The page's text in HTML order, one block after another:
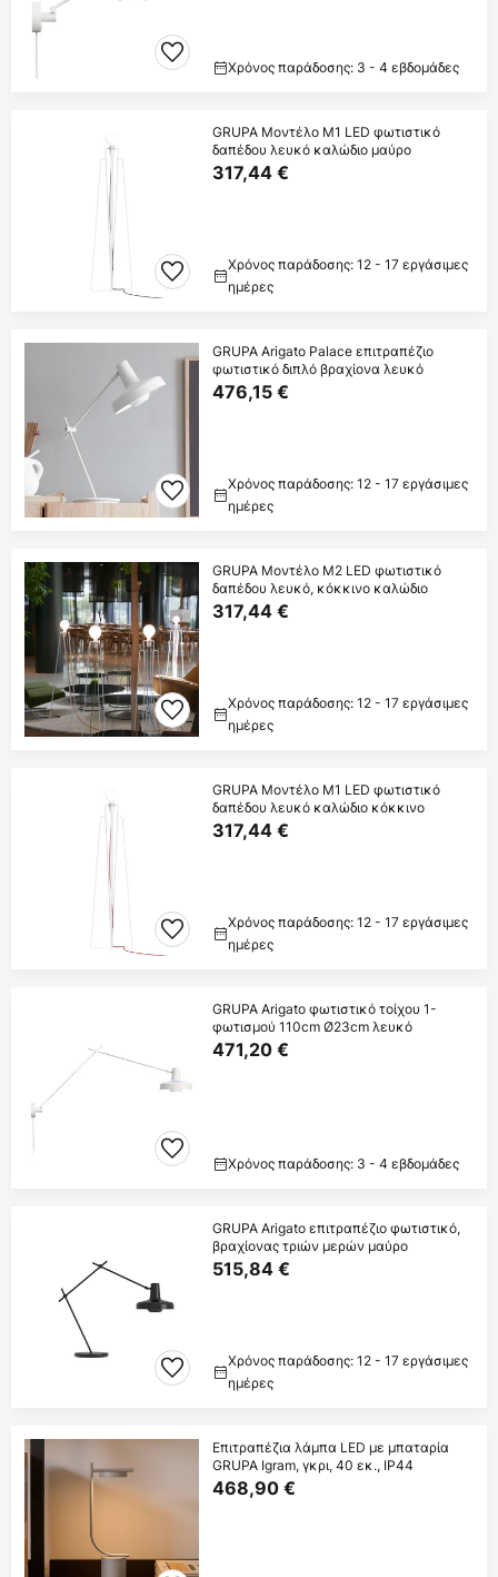
Χρόνος παράδοσης: 3 - 4 εβδομάδες
GRUPA Μοντέλο M1 LED φωτιστικό
δαπέδου λευκό καλώδιο μαύρο
317,44 €
Χρόνος παράδοσης: 12 - 17 εργάσιμες
ημέρες
GRUPA Arigato Palace επιτραπέζιο
φωτιστικό διπλό βραχίονα λευκό
476,15 €
Χρόνος παράδοσης: 12 - 17 εργάσιμες
ημέρες
GRUPA Μοντέλο M2 LED φωτιστικό
δαπέδου λευκό, κόκκινο καλώδιο
317,44 €
Χρόνος παράδοσης: 12 - 17 εργάσιμες
ημέρες
GRUPA Μοντέλο M1 LED φωτιστικό
δαπέδου λευκό καλώδιο κόκκινο
317,44 €
Χρόνος παράδοσης: 12 - 17 εργάσιμες
ημέρες
GRUPA Arigato φωτιστικό τοίχου 1-
φωτισμού 110cm Ø23cm λευκό
471,20 €
Χρόνος παράδοσης: 3 - 4 εβδομάδες
GRUPA Arigato επιτραπέζιο φωτιστικό,
βραχίονας τριών μερών μαύρο
515,84 €
Χρόνος παράδοσης: 12 - 17 εργάσιμες
ημέρες
Επιτραπέζια λάμπα LED με μπαταρία
GRUPA Igram, γκρι, 40 εκ., IP44
468,90 €